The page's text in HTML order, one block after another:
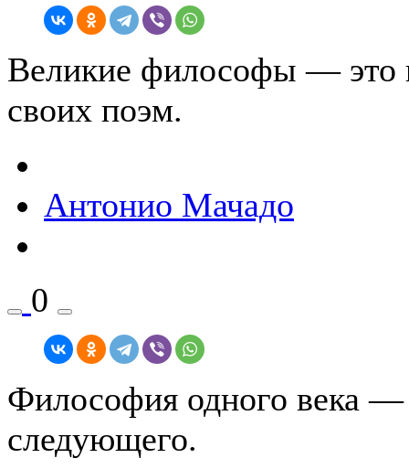
Великие философы — это
своих поэм.
Антонио Мачадо
0
Философия одного века
следующего.